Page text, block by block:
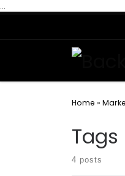
...
Home »
Tags
4 posts